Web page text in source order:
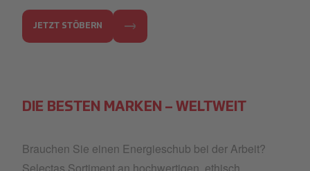
JETZT STÖBERN
DIE BESTEN MARKEN – WELTWEIT
Brauchen Sie einen Energieschub bei der Arbeit?